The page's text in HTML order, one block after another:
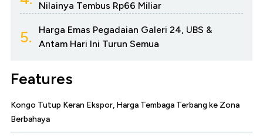
Nilainya Tembus Rp66 Miliar
5.
Harga Emas Pegadaian Galeri 24, UBS &
Antam Hari Ini Turun Semua
Features
Kongo Tutup Keran Ekspor, Harga Tembaga Terbang ke Zona
Berbahaya